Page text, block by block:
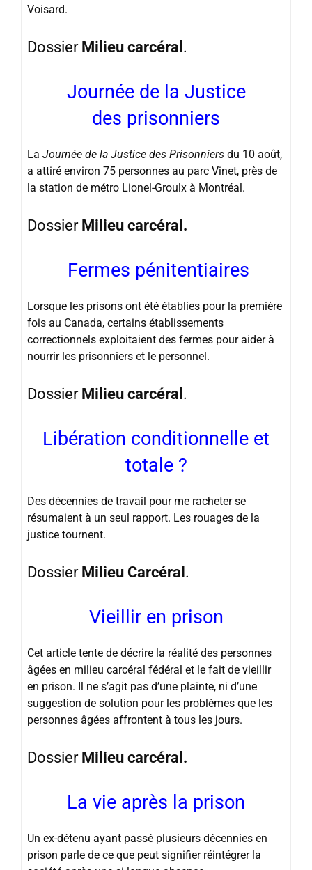
Voisard.
Dossier Milieu carcéral .
Journée de la Justice
des prisonniers
La Journée de la Justice des Prisonniers du 10 août,
a attiré environ 75 personnes au parc Vinet, près de
la station de métro Lionel-Groulx à Montréal.
Dossier Milieu carcéral.
Fermes pénitentiaires
Lorsque les prisons ont été établies pour la première
fois au Canada, certains établissements
correctionnels exploitaient des fermes pour aider à
nourrir les prisonniers et le personnel.
Dossier Milieu carcéral .
Libération conditionnelle et
totale ?
Des décennies de travail pour me racheter se
résumaient à un seul rapport. Les rouages ​​de la
justice tournent.
Dossier Milieu Carcéral .
Vieillir en prison
Cet article tente de décrire la réalité des personnes
âgées en milieu carcéral fédéral et le fait de vieillir
en prison. Il ne s’agit pas d’une plainte, ni d’une
suggestion de solution pour les problèmes que les
personnes âgées affrontent à tous les jours.
Dossier Milieu carcéral.
La vie après la prison
Un ex-détenu ayant passé plusieurs décennies en
prison parle de ce que peut signifier réintégrer la